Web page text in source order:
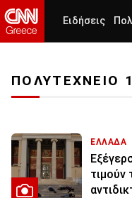
Ειδήσεις
ΠΟΛΥΤΕΧΝΕΙΟ
ΕΛΛΑΔΑ
τιμούν